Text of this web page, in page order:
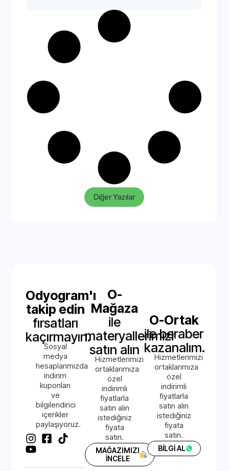
Diğer Yazılar
Odyogram'ı
takip edin
fırsatları
kaçırmayın.
Sosyal
medya
hesaplarımızda
indirim
kuponları
ve
bilgilendirici
içerikler
paylaşıyoruz.
O-
Mağaza
ile
materyallerimizi
satın alın
Hizmetlerimizi
ortaklarımıza
özel
indirimli
fiyatlarla
satın alın
istediğiniz
fiyata
satın.
MAĞAZIMIZI
İNCELE
O-Ortak
ile beraber
kazanalım.
Hizmetlerimizi
ortaklarımıza
özel
indirimli
fiyatlarla
satın alın
istediğiniz
fiyata
satın.
BİLGİ AL